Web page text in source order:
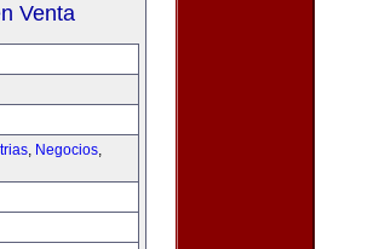
Venta
, Negocios,